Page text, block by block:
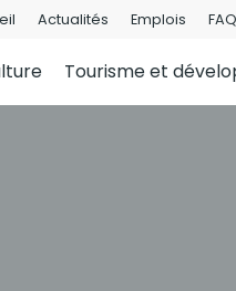
Actualités Emplois FAQ
Tourisme et